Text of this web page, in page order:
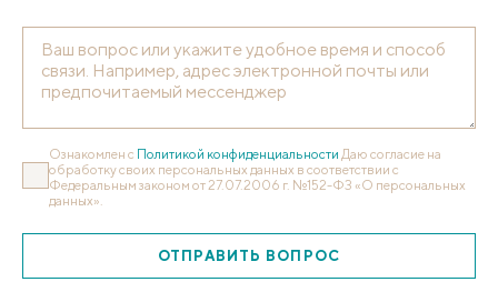
Ознакомлен с Политикой конфиденциальности Даю согласие на
обработку своих персональных данных в соответствии с
Федеральным законом от 27.07.2006 г. №152-ФЗ «О персональных
данных».
ОТПРАВИТЬ ВОПРОС